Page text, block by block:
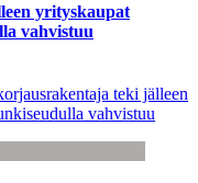
yrityskaupat
vahvistuu
teki jälleen
vahvistuu